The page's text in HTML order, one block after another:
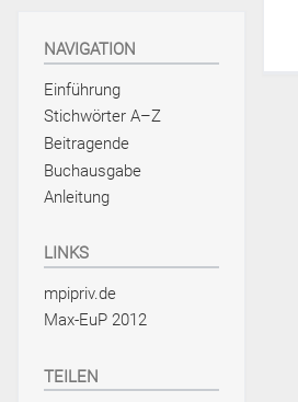
NAVIGATION
Einführung
Stichwörter A–Z
Beitragende
Buchausgabe
Anleitung
LINKS
mpipriv.de
Max-EuP 2012
TEILEN